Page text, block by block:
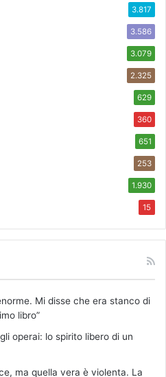
3.817
3.586
3.079
2.325
629
360
651
253
1.930
15
Mi disse che era stanco di
libro”
operai: lo spirito libero di un
ma quella vera è violenta. La